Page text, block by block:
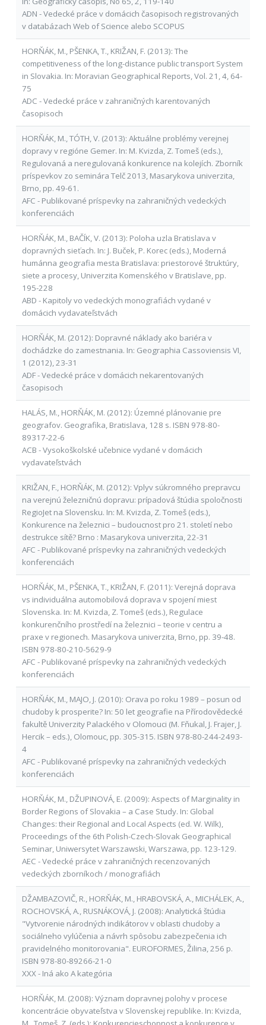
ADN - Vedecké práce v domácich časopisoch registrovaných
v databázach Web of Science alebo SCOPUS
HORŇÁK, M., PŠENKA, T., KRIŽAN, F. (2013): The
competitiveness of the long-distance public transport System
in Slovakia. In: Moravian Geographical Reports, Vol. 21, 4, 64-
75
ADC - Vedecké práce v zahraničných karentovaných
časopisoch
HORŇÁK, M., TÓTH, V. (2013): Aktuálne problémy verejnej
dopravy v regióne Gemer. In: M. Kvizda, Z. Tomeš (eds.),
Regulovaná a neregulovaná konkurence na kolejích. Zborník
príspevkov zo seminára Telč 2013, Masarykova univerzita,
Brno, pp. 49-61.
AFC - Publikované príspevky na zahraničných vedeckých
konferenciách
HORŇÁK, M., BAČÍK, V. (2013): Poloha uzla Bratislava v
dopravných sieťach. In: J. Buček, P. Korec (eds.), Moderná
humánna geografia mesta Bratislava: priestorové štruktúry,
siete a procesy, Univerzita Komenského v Bratislave, pp.
195-228
ABD - Kapitoly vo vedeckých monografiách vydané v
domácich vydavateľstvách
HORŇÁK, M. (2012): Dopravné náklady ako bariéra v
dochádzke do zamestnania. In: Geographia Cassoviensis VI,
1 (2012), 23-31
ADF - Vedecké práce v domácich nekarentovaných
časopisoch
HALÁS, M., HORŇÁK, M. (2012): Územné plánovanie pre
geografov. Geografika, Bratislava, 128 s. ISBN 978-80-
89317-22-6
ACB - Vysokoškolské učebnice vydané v domácich
vydavateľstvách
KRIŽAN, F., HORŇÁK, M. (2012): Vplyv súkromného prepravcu
na verejnú železničnú dopravu: prípadová štúdia spoločnosti
RegioJet na Slovensku. In: M. Kvizda, Z. Tomeš (eds.),
Konkurence na železnici – budoucnost pro 21. století nebo
destrukce sítě? Brno : Masarykova univerzita, 22-31
AFC - Publikované príspevky na zahraničných vedeckých
konferenciách
HORŇÁK, M., PŠENKA, T., KRIŽAN, F. (2011): Verejná doprava
vs individuálna automobilová doprava v spojení miest
Slovenska. In: M. Kvizda, Z. Tomeš (eds.), Regulace
konkurenčního prostředí na železnici – teorie v centru a
praxe v regionech. Masarykova univerzita, Brno, pp. 39-48.
ISBN 978-80-210-5629-9
AFC - Publikované príspevky na zahraničných vedeckých
konferenciách
HORŇÁK, M., MAJO, J. (2010): Orava po roku 1989 – posun od
chudoby k prosperite? In: 50 let geografie na Přírodovědecké
fakultě Univerzity Palackého v Olomouci (M. Fňukal, J. Frajer, J.
Hercik – eds.), Olomouc, pp. 305-315. ISBN 978-80-244-2493-
4
AFC - Publikované príspevky na zahraničných vedeckých
konferenciách
HORŇÁK, M., DŽUPINOVÁ, E. (2009): Aspects of Marginality in
Border Regions of Slovakia – a Case Study. In: Global
Changes: their Regional and Local Aspects (ed. W. Wilk),
Proceedings of the 6th Polish-Czech-Slovak Geographical
Seminar, Uniwersytet Warszawski, Warszawa, pp. 123-129.
AEC - Vedecké práce v zahraničných recenzovaných
vedeckých zborníkoch / monografiách
DŽAMBAZOVIČ, R., HORŇÁK, M., HRABOVSKÁ, A., MICHÁLEK, A.,
ROCHOVSKÁ, A., RUSNÁKOVÁ, J. (2008): Analytická štúdia
"Vytvorenie národných indikátorov v oblasti chudoby a
sociálneho vylúčenia a návrh spôsobu zabezpečenia ich
pravidelného monitorovania". EUROFORMES, Žilina, 256 p.
ISBN 978-80-89266-21-0
XXX - Iná ako A kategória
HORŇÁK, M. (2008): Význam dopravnej polohy v procese
koncentrácie obyvateľstva v Slovenskej republike. In: Kvizda,